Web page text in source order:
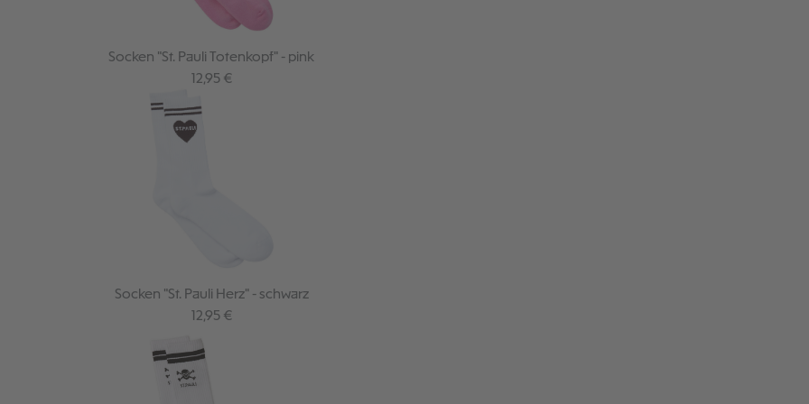
Socken "St. Pauli Totenkopf" - pink
Regulärer Preis:
12,95 €
Socken "St. Pauli Herz" - schwarz
Regulärer Preis:
12,95 €